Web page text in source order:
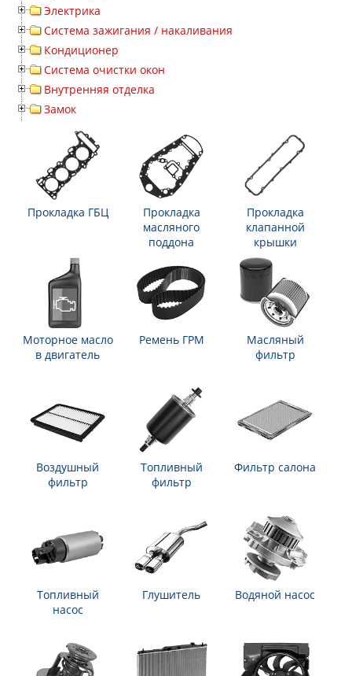
Электрика
Система зажигания / накаливания
Кондиционер
Система очистки окон
Внутренняя отделка
Замок
Прокладка ГБЦ
Прокладка
масляного
поддона
Прокладка
клапанной
крышки
Моторное масло
в двигатель
Ремень ГРМ
Масляный
фильтр
Воздушный
фильтр
Топливный
фильтр
Фильтр салона
Топливный
насос
Глушитель Водяной насос